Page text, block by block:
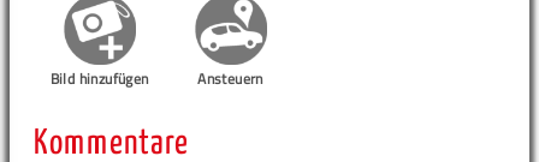
Bild hinzufügen Ansteuern
Kommentare